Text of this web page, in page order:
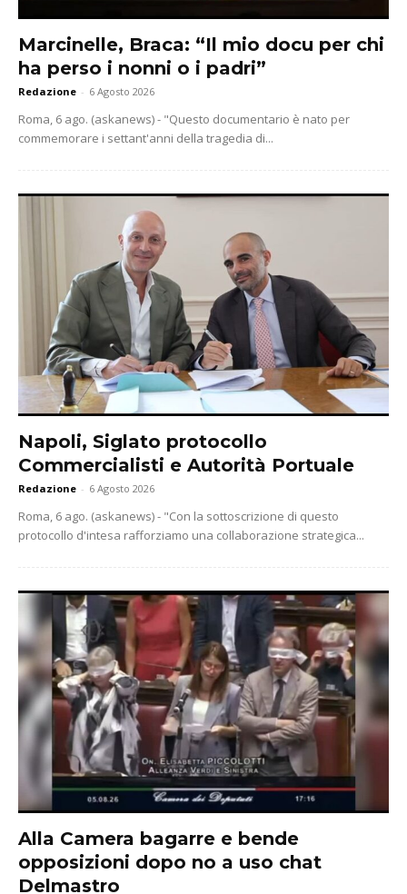
Marcinelle, Braca: “Il mio docu per chi
ha perso i nonni o i padri”
Redazione - 6 Agosto 2026
Roma, 6 ago. (askanews) - "Questo documentario è nato per
commemorare i settant'anni della tragedia di...
Napoli, Siglato protocollo
Commercialisti e Autorità Portuale
Redazione - 6 Agosto 2026
Roma, 6 ago. (askanews) - "Con la sottoscrizione di questo
protocollo d'intesa rafforziamo una collaborazione strategica...
Alla Camera bagarre e bende
opposizioni dopo no a uso chat
Delmastro